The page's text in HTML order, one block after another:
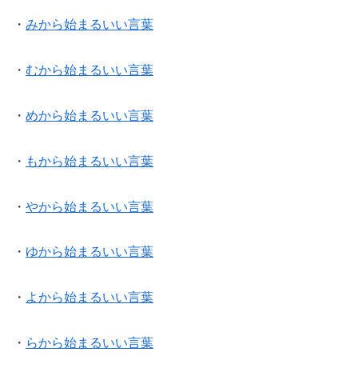
・ みから始まるいい言葉
・ むから始まるいい言葉
・ めから始まるいい言葉
・ もから始まるいい言葉
・ やから始まるいい言葉
・ ゆから始まるいい言葉
・ よから始まるいい言葉
・ らから始まるいい言葉